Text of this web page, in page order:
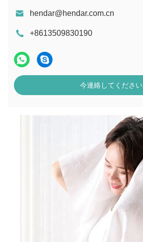
hendar@hendar.com.cn
+8613509830190
今連絡してください